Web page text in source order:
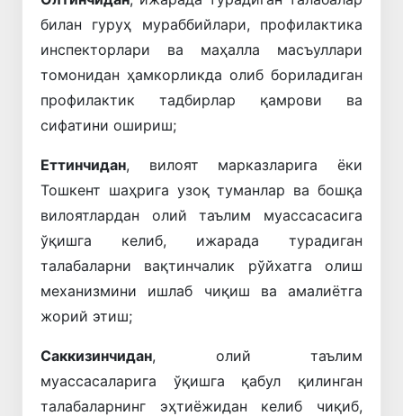
билан гуруҳ мураббийлари, профилактика
инспекторлари ва маҳалла масъуллари
томонидан ҳамкорликда олиб бориладиган
профилактик тадбирлар қамрови ва
сифатини ошириш;
Еттинчидан, вилоят марказларига ёки
Тошкент шаҳрига узоқ туманлар ва бошқа
вилоятлардан олий таълим муассасасига
ўқишга келиб, ижарада турадиган
талабаларни вақтинчалик рўйхатга олиш
механизмини ишлаб чиқиш ва амалиётга
жорий этиш;
Саккизинчидан, олий таълим
муассасаларига ўқишга қабул қилинган
талабаларнинг эҳтиёжидан келиб чиқиб,